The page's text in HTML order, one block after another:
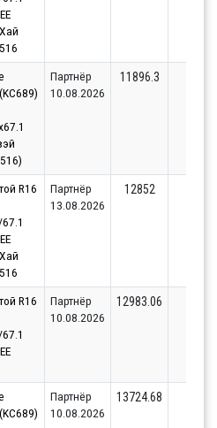
Партнёр
10.08.2026
11896.3
R16
Партнёр
13.08.2026
12852
R16
Партнёр
10.08.2026
12983.06
Партнёр
10.08.2026
13724.68